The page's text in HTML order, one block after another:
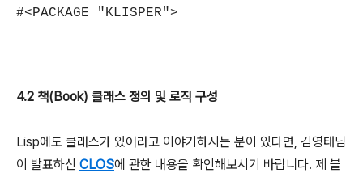
#<PACKAGE "KLISPER">
4.2 책(Book) 클래스 정의 및 로직 구성
Lisp에도 클래스가 있어라고 이야기하시는 분이 있다면, 김영태님
이 발표하신 CLOS에 관한 내용을 확인해보시기 바랍니다. 제 블